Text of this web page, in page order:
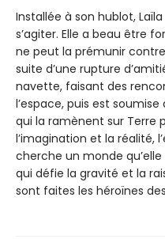
Installée à son hublot,
s’agiter. Elle a beau être
ne peut la prémunir
suite d’une rupture
navette, faisant des
l’espace, puis est
qui la ramènent sur Terre
l’imagination et la réalité,
cherche un monde
qui défie la gravité et la
sont faites les héroïnes